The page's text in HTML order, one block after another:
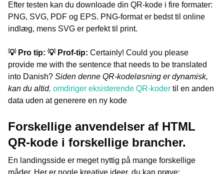
Efter testen kan du downloade din QR-kode i fire formater:
PNG, SVG, PDF og EPS. PNG-format er bedst til online
indlæg, mens SVG er perfekt til print.
💡 Pro tip: 💡 Prof-tip: Certainly! Could you please
provide me with the sentence that needs to be translated
into Danish? Siden denne QR-kodeløsning er dynamisk,
kan du altid. omdiriger eksisterende QR-koder til en anden
data uden at generere en ny kode
Forskellige anvendelser af HTML
QR-kode i forskellige brancher.
En landingsside er meget nyttig på mange forskellige
måder. Her er nogle kreative ideer, du kan prøve: